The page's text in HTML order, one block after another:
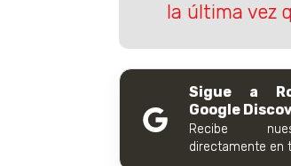
la última vez
Sigue a
Google
Recibe
directamente en